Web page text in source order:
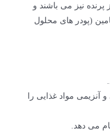
پرنده نیز می باشند و
(پودر های محلول
آنزیمی مواد غذایی را